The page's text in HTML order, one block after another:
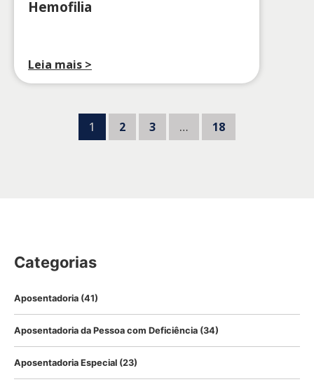
Hemofilia
Leia mais >
1 2 3 … 18
Categorias
Aposentadoria (41)
Aposentadoria da Pessoa com Deficiência (34)
Aposentadoria Especial (23)